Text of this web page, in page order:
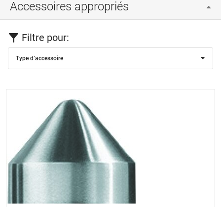
Accessoires appropriés
Filtre pour:
Type d’accessoire